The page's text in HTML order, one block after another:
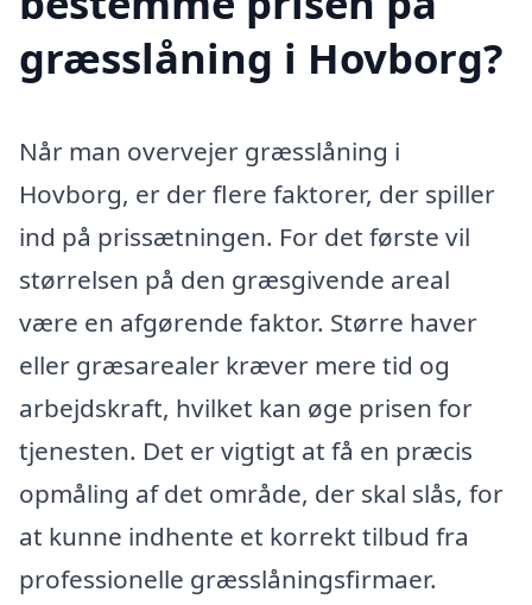
græsslåning i Hovborg?
Når man overvejer græsslåning i
Hovborg, er der flere faktorer, der spiller
ind på prissætningen. For det første vil
størrelsen på den græsgivende areal
være en afgørende faktor. Større haver
eller græsarealer kræver mere tid og
arbejdskraft, hvilket kan øge prisen for
tjenesten. Det er vigtigt at få en præcis
opmåling af det område, der skal slås, for
at kunne indhente et korrekt tilbud fra
professionelle græsslåningsfirmaer.